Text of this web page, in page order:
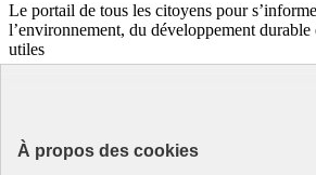
À propos des cookies
Le portail de tous les citoyens pour
l’environnement, du développement durable
utiles
data.gouv.fr- ouvre une nouvelle